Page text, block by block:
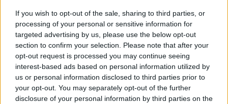
If you wish to opt-out of the sale, sharing to third parties, or
processing of your personal or sensitive information for
targeted advertising by us, please use the below opt-out
section to confirm your selection. Please note that after your
opt-out request is processed you may continue seeing
interest-based ads based on personal information utilized by
us or personal information disclosed to third parties prior to
your opt-out. You may separately opt-out of the further
disclosure of your personal information by third parties on the
rugalmasan reagál a globális autópiaci és geopolitikai
kihívásokra.
A Mercedes-Benz új elektromos GLC modellje minden
szempontból felkészült a prémium SUV-szegmens új
korszakára. Klasszikus formavilág, innovatív
technológia, kiemelkedő praktikumésnagy